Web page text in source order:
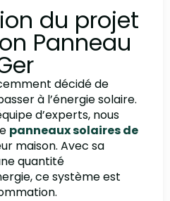
du projet
Panneau
décidé de
à l’énergie solaire.
d’experts, nous
panneaux solaires de
maison. Avec sa
quantité
ce système est